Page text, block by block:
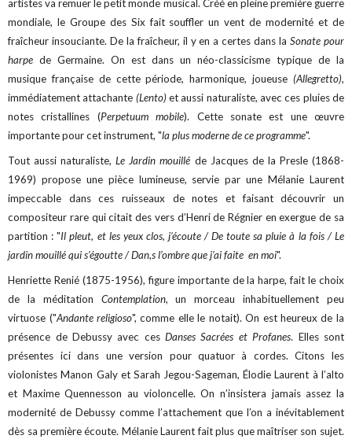
artistes va remuer le petit monde musical. Créé en pleine première guerre
mondiale, le Groupe des Six fait souffler un vent de modernité et de
fraîcheur insouciante. De la fraîcheur, il y en a certes dans la Sonate pour
harpede Germaine. On est dans un néo-classicisme typique de la
musique française de cette période, harmonique, joueuse (Allegretto),
immédiatement attachante (Lento) et aussi naturaliste, avec ces pluies de
notes cristallines (Perpetuum mobile). Cette sonate est une œuvre
importante pour cet instrument, "la plus moderne de ce programme".
Tout aussi naturaliste,Le Jardin mouillé de Jacques de la Presle (1868-
1969) propose une pièce lumineuse, servie par une Mélanie Laurent
impeccable dans ces ruisseaux de notes et faisant découvrir un
compositeur rare qui citait des vers d’Henri de Régnier en exergue de sa
partition : "Il pleut, et les yeux clos, j’écoute / De toute sa pluie à la fois / Le
jardin mouillé qui s’égoutte / Dan,s l’ombre que j’ai faite en moi".
Henriette Renié (1875-1956), figure importante de la harpe, fait le choix
de la méditation Contemplation,un morceau inhabituellement peu
virtuose ("Andante religioso", comme elle le notait). On est heureux de la
présence de Debussy avec ces Danses Sacrées et Profanes. Elles sont
présentes ici dans une version pour quatuor à cordes. Citons les
violonistes Manon Galy et Sarah Jegou-Sageman, Élodie Laurent à l’alto
et Maxime Quennesson au violoncelle. On n’insistera jamais assez la
modernité de Debussy comme l’attachement que l’on a inévitablement
dès sa première écoute. Mélanie Laurent fait plus que maîtriser son sujet.